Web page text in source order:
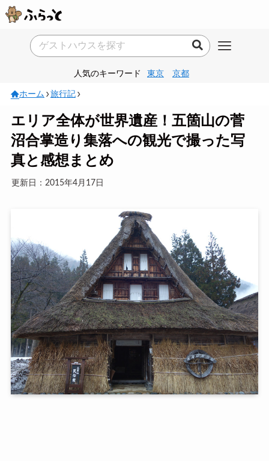
人気のキーワード 東京 京都
ホーム 旅行記
エリア全体が世界遺産！五箇山の菅
沼合掌造り集落への観光で撮った写
真と感想まとめ
更新日：2015年4月17日